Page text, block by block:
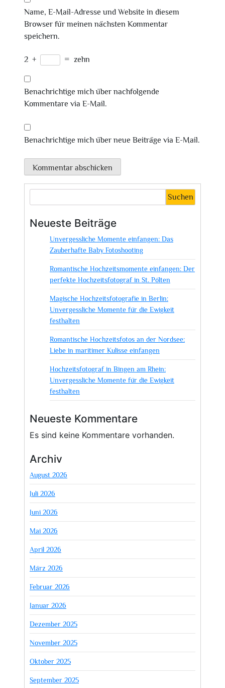
Name, E-Mail-Adresse und Website in diesem
Browser für meinen nächsten Kommentar
speichern.
2 + = zehn
Benachrichtige mich über nachfolgende
Kommentare via E-Mail.
Benachrichtige mich über neue Beiträge via E-Mail.
Suchen
Neueste Beiträge
Unvergessliche Momente einfangen: Das
Zauberhafte Baby Fotoshooting
Romantische Hochzeitsmomente einfangen: Der
perfekte Hochzeitsfotograf in St. Pölten
Magische Hochzeitsfotografie in Berlin:
Unvergessliche Momente für die Ewigkeit
festhalten
Romantische Hochzeitsfotos an der Nordsee:
Liebe in maritimer Kulisse einfangen
Hochzeitsfotograf in Bingen am Rhein:
Unvergessliche Momente für die Ewigkeit
festhalten
Neueste Kommentare
Es sind keine Kommentare vorhanden.
Archiv
August 2026
Juli 2026
Juni 2026
Mai 2026
April 2026
März 2026
Februar 2026
Januar 2026
Dezember 2025
November 2025
Oktober 2025
September 2025